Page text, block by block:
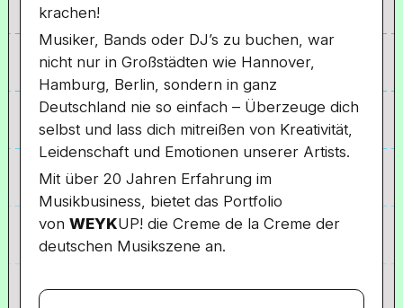
krachen!
Musiker, Bands oder DJ’s zu buchen, war
nicht nur in Großstädten wie Hannover,
Hamburg, Berlin, sondern in ganz
Deutschland nie so einfach – Überzeuge dich
selbst und lass dich mitreißen von Kreativität,
Leidenschaft und Emotionen unserer Artists.
Mit über 20 Jahren Erfahrung im
Musikbusiness, bietet das Portfolio
vonWEYKUP! die Creme de la Creme der
deutschen Musikszene an.